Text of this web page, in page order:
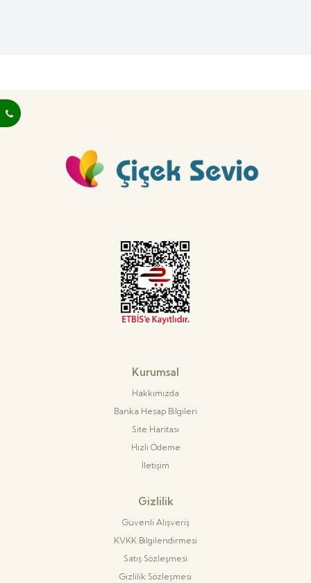
Kurumsal
Hakkımızda
Banka Hesap Bilgileri
Site Haritası
Hızlı Ödeme
İletişim
Gizlilik
Güvenli Alışveriş
KVKK Bilgilendirmesi
Satış Sözleşmesi
Gizlilik Sözleşmesi